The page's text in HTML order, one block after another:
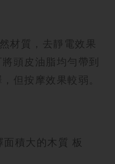
材質，去靜電效果
頭皮油脂均勻帶到
但按摩效果較弱。
積大的木質 板